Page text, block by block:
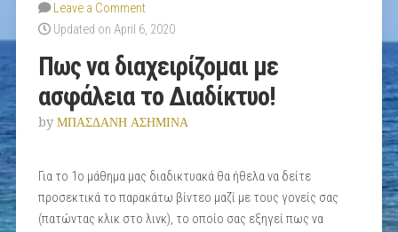
Leave a Comment
Updated on April 6, 2020
Πως να διαχειρίζομαι με
ασφάλεια το Διαδίκτυο!
by ΜΠΑΣΔΑΝΗ ΑΣΗΜΙΝΑ
Για το 1ο μάθημα μας διαδικτυακά θα ήθελα να δείτε
προσεκτικά το παρακάτω βίντεο μαζί με τους γονείς σας
(πατώντας κλικ στο λινκ), το οποίο σας εξηγεί πως να